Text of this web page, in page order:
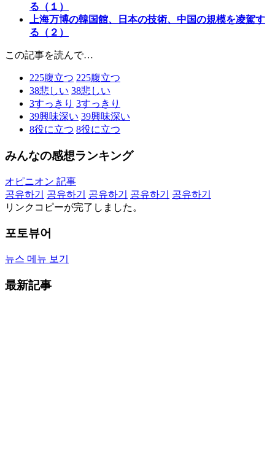
る（１）
上海万博の韓国館、日本の技術、中国の規模を凌駕す
る（２）
この記事を読んで…
225腹立つ 225腹立つ
38悲しい 38悲しい
3すっきり 3すっきり
39興味深い 39興味深い
8役に立つ 8役に立つ
みんなの感想ランキング
オピニオン 記事
공유하기
공유하기 공유하기 공유하기
공유하기
リンクコピーが完了しました。
포토뷰어
뉴스 메뉴 보기
最新記事